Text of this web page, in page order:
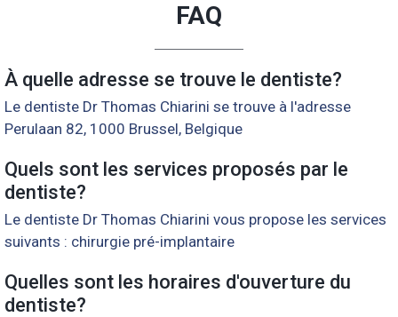
FAQ
À quelle adresse se trouve le dentiste?
Le dentiste Dr Thomas Chiarini se trouve à l'adresse
Perulaan 82, 1000 Brussel, Belgique
Quels sont les services proposés par le
dentiste?
Le dentiste Dr Thomas Chiarini vous propose les services
suivants : chirurgie pré-implantaire
Quelles sont les horaires d'ouverture du
dentiste?